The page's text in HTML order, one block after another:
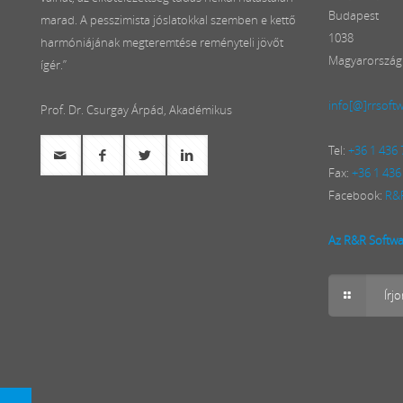
marad. A pesszimista jóslatokkal szemben e kettő
harmóniájának megteremtése reményteli jövőt
ígér.”
Prof. Dr. Csurgay Árpád, Akadémikus
Budapest
1038
Magyarország
Tel: +36 1 436
Fax: +36 1
Facebook:
Az R&R